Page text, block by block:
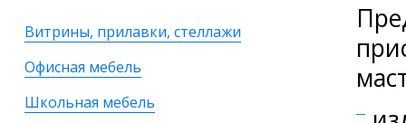
Витрины, прилавки, стеллажи
Офисная мебель
Школьная мебель